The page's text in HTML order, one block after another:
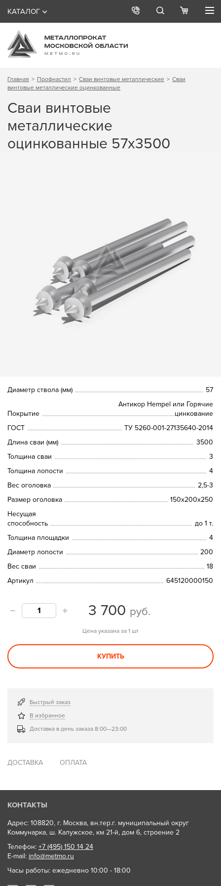
КАТАЛОГ
Главная Профнастил Сваи винтовые металлические
Сваи
винтовые металлические оцинкованные
Сваи винтовые
металлические
оцинкованные 57х3500
Диаметр ствола (мм) 57
Покрытие
Антикор Hempel или Горячие
цинкование
ГОСТ
ТУ 5260-001-27135640-2014
Длина сваи (мм)
3500
Толщина сваи
3
Толщина лопости
4
Вес оголовка
2,5-3
Размер оголовка
150х200х250
Несущая
способность
до 1 т.
Толщина площадки
4
Диаметр лопости
200
Вес сваи
18
Артикул
645120000150
3 700 руб.
Цена указана за 1 шт
КУПИТЬ
Быстрый заказ
В избранное
Доставка в день заказа 8:00—23:00
ДОСТАВКА ОПЛАТА
КОНТАКТЫ
Адрес: 108820, г. Москва, вн.тер.г. муниципальный округ
Коммунарка, ш. Калужское, км 21-й, дом 6, строение 2
Телефон: +7 (495) 150 14 24
E-mail: info@metmo.ru
Часы работы: ежедневно 10:00 - 18:00